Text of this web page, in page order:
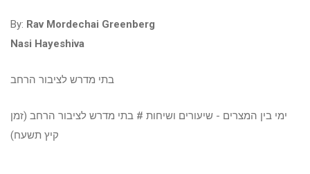
By: Rav Mordechai Greenberg
Nasi Hayeshiva
בתי מדרש לציבור הרחב
ימי בין המצרים - שיעורים ושיחות # בתי מדרש לציבור הרחב (זמן
קיץ תשעח)